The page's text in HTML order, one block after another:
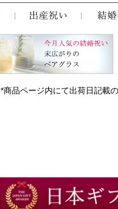
*商品ページ内にて出荷日記載